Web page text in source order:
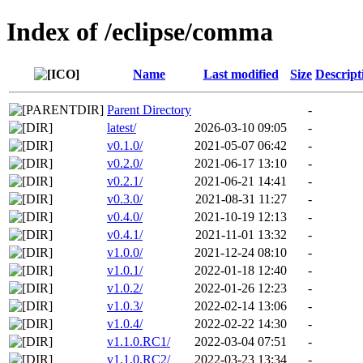
Index of /eclipse/comma
Name Last modified Size
Parent Directory
-
latest/
2026-03-10 09:05
-
v0.1.0/
2021-05-07 06:42
-
v0.2.0/
2021-06-17 13:10
-
v0.2.1/
2021-06-21 14:41
-
v0.3.0/
2021-08-31 11:27
-
v0.4.0/
2021-10-19 12:13
-
v0.4.1/
2021-11-01 13:32
-
v1.0.0/
2021-12-24 08:10
-
v1.0.1/
2022-01-18 12:40
-
v1.0.2/
2022-01-26 12:23
-
v1.0.3/
2022-02-14 13:06
-
v1.0.4/
2022-02-22 14:30
-
v1.1.0.RC1/
2022-03-04 07:51
-
v1.1.0.RC2/
2022-03-23 13:34 -